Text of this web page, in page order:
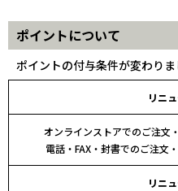
ポイントについて
ポイントの付与条件が変わりま
リニ
オンラインストアでのご注文
電話・FAX・封書でのご注文
リニ